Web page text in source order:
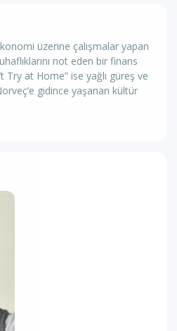
üzerine çalışmalar yapan
not eden bir finans
Try at Home” ise yağlı güreş ve
gidince yaşanan kültür